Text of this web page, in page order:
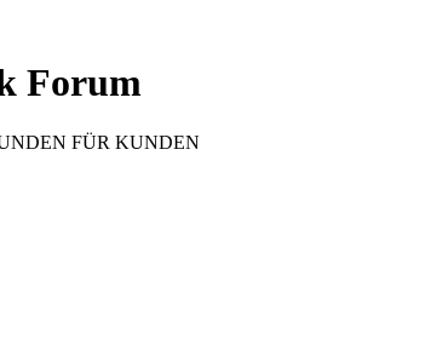
Forum
FÜR KUNDEN